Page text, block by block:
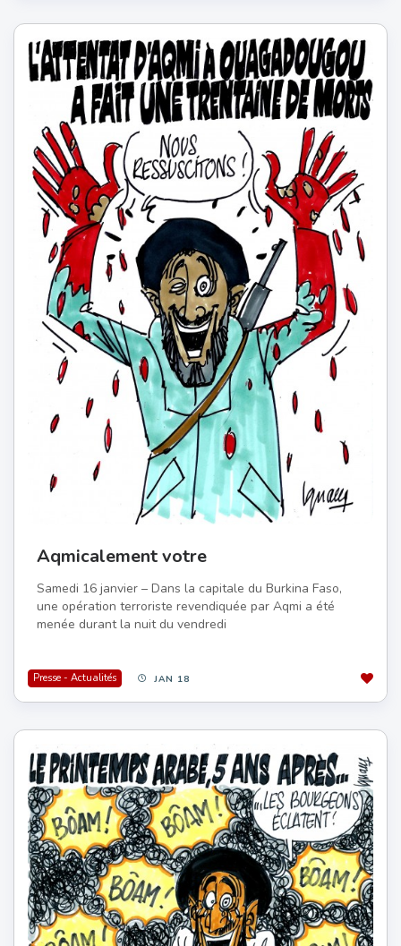
Aqmicalement votre
Samedi 16 janvier – Dans la capitale du Burkina Faso,
une opération terroriste revendiquée par Aqmi a été
menée durant la nuit du vendredi
Presse - Actualités JAN 18